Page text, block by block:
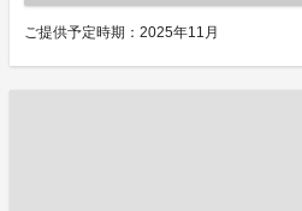
ご提供予定時期：2025年11月